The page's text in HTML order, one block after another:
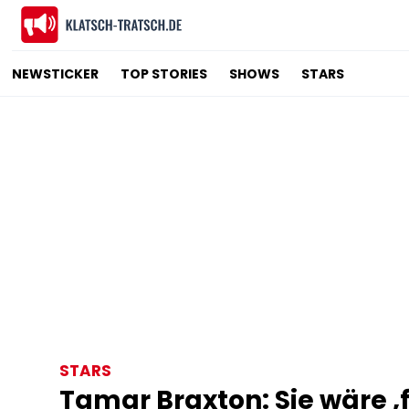
NEWSTICKER TOP STORIES SHOWS STARS
STARS
Tamar Braxton: Sie wäre